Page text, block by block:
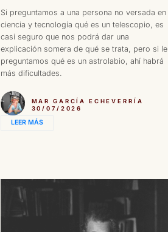
Si preguntamos a una persona no versada en
ciencia y tecnología qué es un telescopio, es
casi seguro que nos podrá dar una
explicación somera de qué se trata, pero si le
preguntamos qué es un astrolabio, ahí habrá
más dificultades.
MAR GARCÍA ECHEVERRÍA
30/07/2026
LEER MÁS